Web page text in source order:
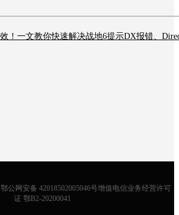
鄂公网安备 42018502005046号增值电信业务经营许可
证 鄂B2-20200041